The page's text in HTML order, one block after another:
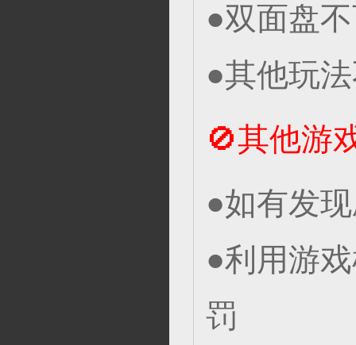
●双面盘
●其他玩
🚫其他游
●如有发
●利用游
罚